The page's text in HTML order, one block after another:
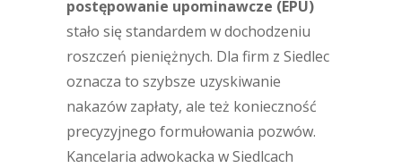
postępowanie upominawcze (EPU)
stało się standardem w dochodzeniu
roszczeń pieniężnych. Dla firm z Siedlec
oznacza to szybsze uzyskiwanie
nakazów zapłaty, ale też konieczność
precyzyjnego formułowania pozwów.
Kancelaria adwokacka w Siedlcach